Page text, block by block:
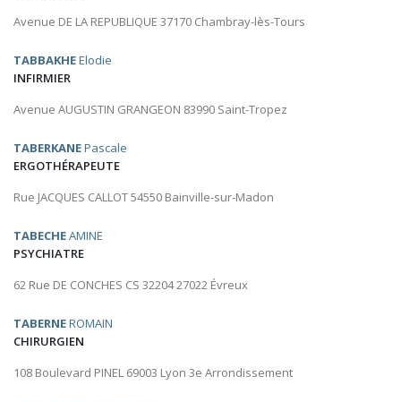
Avenue DE LA REPUBLIQUE 37170 Chambray-lès-Tours
TABBAKHEElodie
INFIRMIER
Avenue AUGUSTIN GRANGEON 83990 Saint-Tropez
TABERKANEPascale
ERGOTHÉRAPEUTE
Rue JACQUES CALLOT 54550 Bainville-sur-Madon
TABECHEAMINE
PSYCHIATRE
62 Rue DE CONCHES CS 32204 27022 Évreux
TABERNEROMAIN
CHIRURGIEN
108 Boulevard PINEL 69003 Lyon 3e Arrondissement